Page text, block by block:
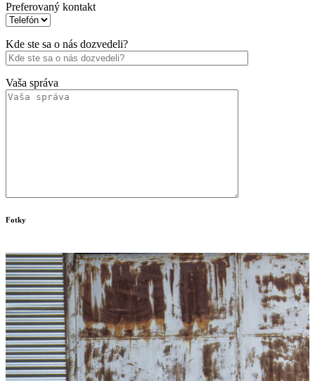
Preferovaný kontakt
Kde ste sa o nás dozvedeli?
Vaša správa
Fotky